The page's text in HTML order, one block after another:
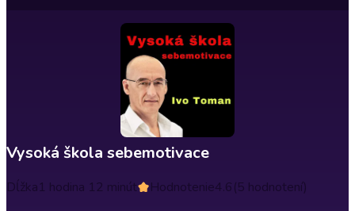
Vysoká škola sebemotivace
Dĺžka1 hodina 12 minút Hodnotenie4.6(5 hodnotení)